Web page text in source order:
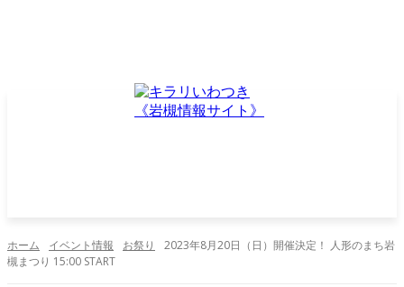
ホーム イベント情報 お祭り
2023年8月20日（日）開催決定！ 人形のまち岩
槻まつり 15:00 START